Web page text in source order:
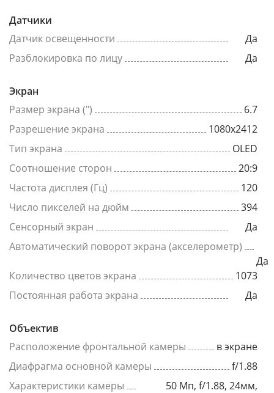
Датчики
Датчик освещенности
Да
Разблокировка по лицу
Да
Экран
Размер экрана (")
6.7
Разрешение экрана
1080x2412
Тип экрана
OLED
Соотношение сторон
20:9
Частота дисплея (Гц)
120
Число пикселей на дюйм
394
Сенсорный экран
Да
Автоматический поворот экрана (акселерометр)
Да
Количество цветов экрана
1073
Постоянная работа экрана
Да
Объектив
Расположение фронтальной камеры
в экране
Диафрагма основной камеры
f/1.88
Характеристики камеры
50 Мп, f/1.88, 24мм,